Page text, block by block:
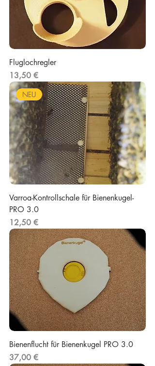
Fluglochregler
Preis
13,50 €
NEU
Varroa-Kontrollschale für Bienenkugel-
PRO 3.0
Preis
12,50 €
Bienenflucht für Bienenkugel PRO 3.0
Preis
37,00 €